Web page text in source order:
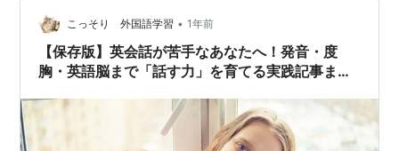
こっそり 外国語学習 • 1年前
【保存版】英会話が苦手なあなたへ！発音・度
胸・英語脳まで「話す力」を育てる実践記事まと